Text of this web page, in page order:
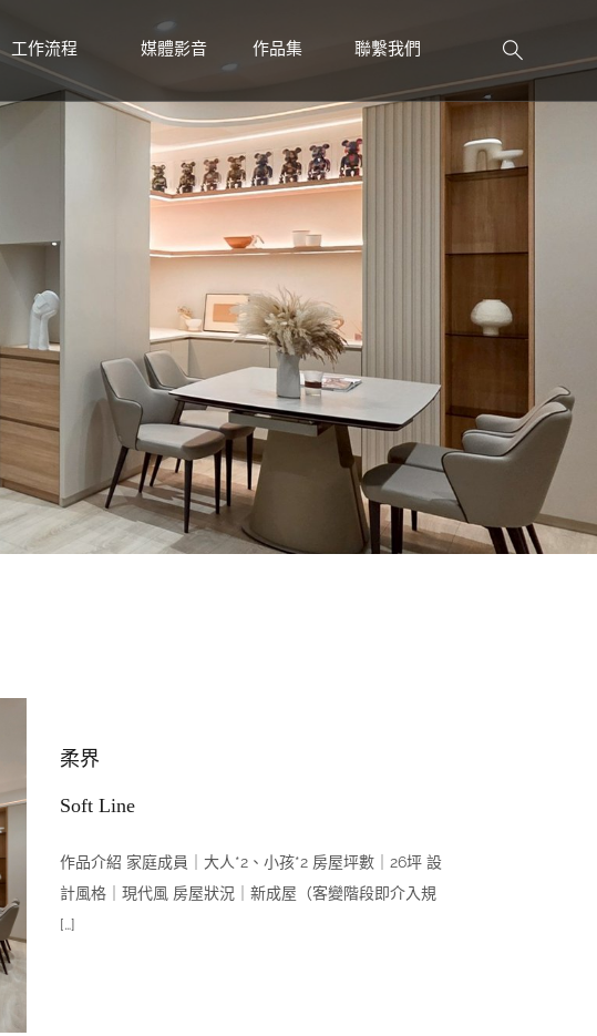
工作流程
WORKFLOW
媒體影音
作品集
聯繫我們
柔界
Soft Line
作品介紹 家庭成員｜大人*2、小孩*2 房屋坪數｜26坪 設
計風格｜現代風 房屋狀況｜新成屋（客變階段即介入規
[…]